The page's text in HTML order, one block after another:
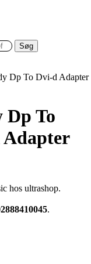
Søg
Dp To Dvi-d Adapter
To
hos ultrashop.
.